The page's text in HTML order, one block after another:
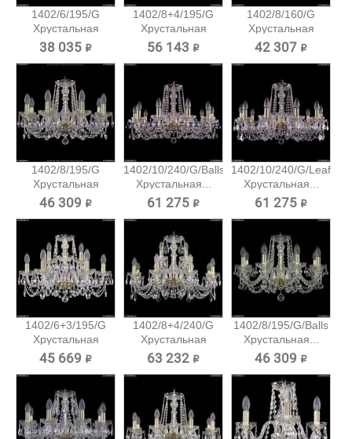
1402/6/195/G
Хрустальная
подвесная...
38 035 ₽
1402/8+4/195/G
Хрустальная
подвесная...
56 143 ₽
1402/8/160/G
Хрустальная
подвесная...
42 307 ₽
1402/8/195/G
Хрустальная
подвесная...
46 309 ₽
1402/10/240/G/Balls
Хрустальная...
61 275 ₽
1402/10/240/G/Leafs
Хрустальная...
61 275 ₽
1402/6+3/195/G
Хрустальная
подвесная...
45 669 ₽
1402/8+4/240/G
Хрустальная
подвесная...
63 232 ₽
1402/8/195/G/Balls
Хрустальная...
46 309 ₽